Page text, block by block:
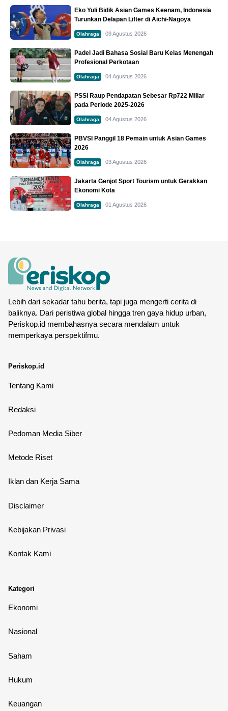
Eko Yuli Bidik Asian Games Keenam, Indonesia
Turunkan Delapan Lifter di Aichi-Nagoya
Olahraga 09 Agustus 2026
Padel Jadi Bahasa Sosial Baru Kelas Menengah
Profesional Perkotaan
Olahraga 04 Agustus 2026
PSSI Raup Pendapatan Sebesar Rp722 Miliar
pada Periode 2025-2026
Olahraga 04 Agustus 2026
PBVSI Panggil 18 Pemain untuk Asian Games
2026
Olahraga 03 Agustus 2026
Jakarta Genjot Sport Tourism untuk Gerakkan
Ekonomi Kota
Olahraga 01 Agustus 2026
Lebih dari sekadar tahu berita, tapi juga mengerti cerita di
baliknya. Dari peristiwa global hingga tren gaya hidup urban,
Periskop.id membahasnya secara mendalam untuk
memperkaya perspektifmu.
Periskop.id
Tentang Kami
Redaksi
Pedoman Media Siber
Metode Riset
Iklan dan Kerja Sama
Disclaimer
Kebijakan Privasi
Kontak Kami
Kategori
Ekonomi
Nasional
Saham
Hukum
Keuangan